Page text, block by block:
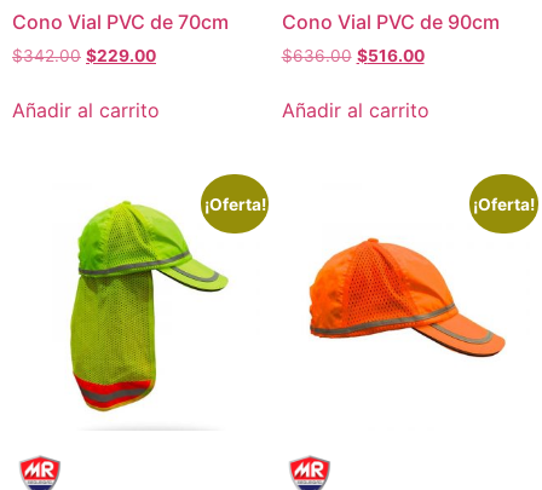
Cono Vial PVC de 70cm
$342.00 $229.00
Añadir al carrito
Cono Vial PVC de 90cm
$636.00 $516.00
Añadir al carrito
¡Oferta! ¡Oferta!